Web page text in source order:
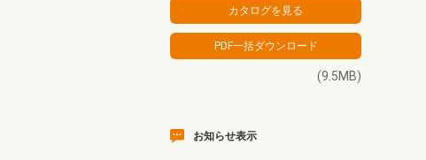
(9.5MB)
お知らせ表示